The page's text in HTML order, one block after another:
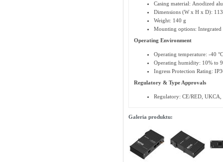
Casing material: Anodized
Dimensions (W x H x D):
Weight: 140 g
Mounting options:
Operating Environment
Operating temperature: -40
Operating humidity: 10% to
Ingress Protection Rating:
Regulatory & Type Approvals
Regulatory: CE/RED, UKCA,
Galeria produktu: